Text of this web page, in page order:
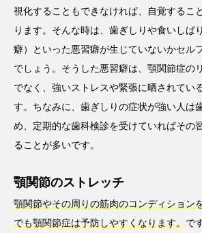
視化することもできなければ、自覚するこ
ります。そんな時は、歯ぎしりや食いしば
癖）といった悪習癖が生じていないかセル
でしょう。そうした悪習癖は、顎関節症の
でなく、強いストレスや緊張に晒されてい
す。ちなみに、歯ぎしりの症状が強い人は
め、定期的な歯科検診を受けていればその
ることが多いです。
顎関節のストレッチ
顎関節やその周りの筋肉のコンディション
でも顎関節症は予防しやすくなります。で